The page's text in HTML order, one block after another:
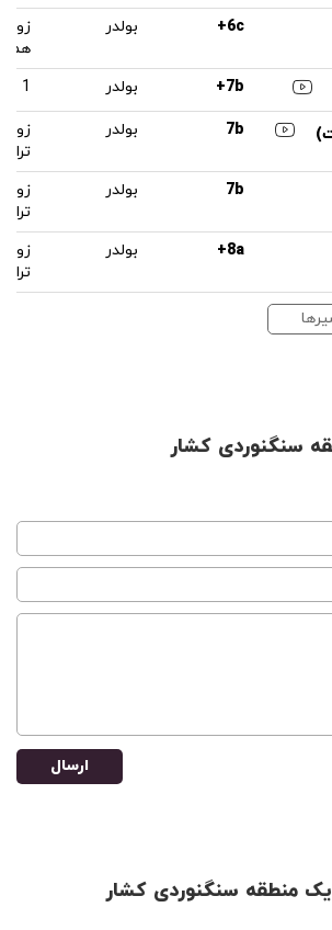
6c+ بولدر
زون
7b+ بولدر 1
7b بولدر
زون
7b بولدر
زون
8a+ بولدر
زون
سنگنوردی کشار
ارسال
منطقه سنگنوردی کشار